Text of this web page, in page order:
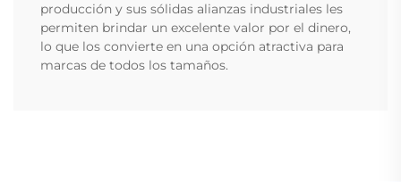
producción y sus sólidas alianzas industriales les
permiten brindar un excelente valor por el dinero,
lo que los convierte en una opción atractiva para
marcas de todos los tamaños.